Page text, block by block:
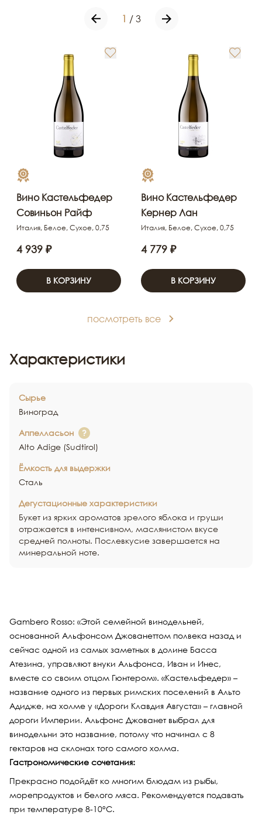
1 / 3
Вино Кастельфедер
Совиньон Райф
Италия, Белое, Сухое, 0,75
4 939 ₽
В КОРЗИНУ
Вино Кастельфедер
Кернер Лан
Италия, Белое, Сухое, 0,75
4 779 ₽
В КОРЗИНУ
посмотреть все
Характеристики
Gambero Rosso: «Этой семейной винодельней,
основанной Альфонсом Джованеттом полвека назад и
сейчас одной из самых заметных в долине Басса
Атезина, управляют внуки Альфонса, Иван и Инес,
вместе со своим отцом Гюнтером». «Кастельфедер» –
название одного из первых римских поселений в Альто
Адидже, на холме у «Дороги Клавдия Августа» – главной
дороги Империи. Альфонс Джованет выбрал для
винодельни это название, потому что начинал с 8
гектаров на склонах того самого холма.
Гастрономические сочетания:
Прекрасно подойдёт ко многим блюдам из рыбы,
морепродуктов и белого мяса. Рекомендуется подавать
при температуре 8-10°С.
Сырье
Виноград
Аппелласьон
Alto Adige (Sudtirol)
Ёмкость для выдержки
Сталь
Дегустационные характеристики
Букет из ярких ароматов зрелого яблока и груши
отражается в интенсивном, маслянистом вкусе
средней полноты. Послевкусие завершается на
минеральной ноте.